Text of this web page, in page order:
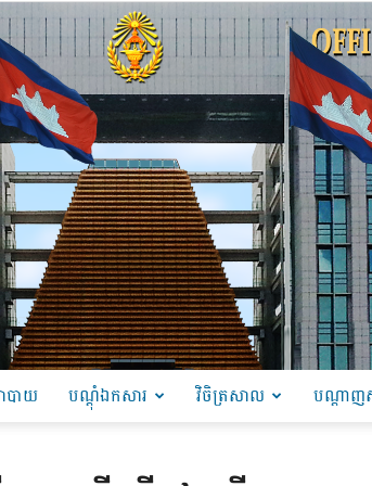
បាយ បណ្ដុំឯកសារ វិចិត្រសាល បណ្តាញ